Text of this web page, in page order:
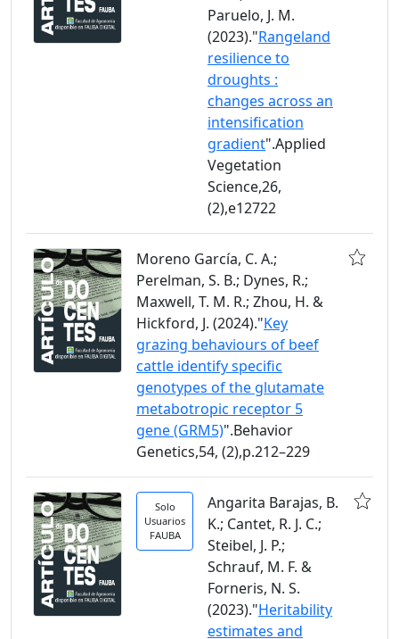
Paruelo, J. M.
(2023)."Rangeland
resilience to
droughts :
changes across an
intensification
gradient".Applied
Vegetation
Science,26,
(2),e12722
Moreno García, C. A.;
Perelman, S. B.; Dynes, R.;
Maxwell, T. M. R.; Zhou, H. &
Hickford, J. (2024)."Key
grazing behaviours of beef
cattle identify specific
genotypes of the glutamate
metabotropic receptor 5
gene (GRM5)".Behavior
Genetics,54, (2),p.212–229
Solo
Usuarios
FAUBA
Angarita Barajas, B.
K.; Cantet, R. J. C.;
Steibel, J. P.;
Schrauf, M. F. &
Forneris, N. S.
(2023)."Heritability
estimates and